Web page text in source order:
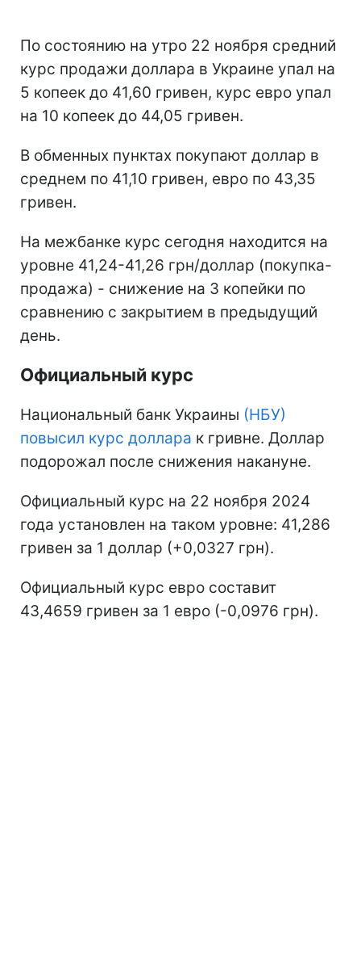
По состоянию на утро 22 ноября средний
курс продажи доллара в Украине упал на
5 копеек до 41,60 гривен, курс евро упал
на 10 копеек до 44,05 гривен.
В обменных пунктах покупают доллар в
среднем по 41,10 гривен, евро по 43,35
гривен.
На межбанке курс сегодня находится на
уровне 41,24-41,26 грн/доллар (покупка-
продажа) - снижение на 3 копейки по
сравнению с закрытием в предыдущий
день.
Официальный курс
Национальный банк Украины (НБУ)
повысил курс доллара к гривне. Доллар
подорожал после снижения накануне.
Официальный курс на 22 ноября 2024
года установлен на таком уровне: 41,286
гривен за 1 доллар (+0,0327 грн).
Официальный курс евро составит
43,4659 гривен за 1 евро (-0,0976 грн).